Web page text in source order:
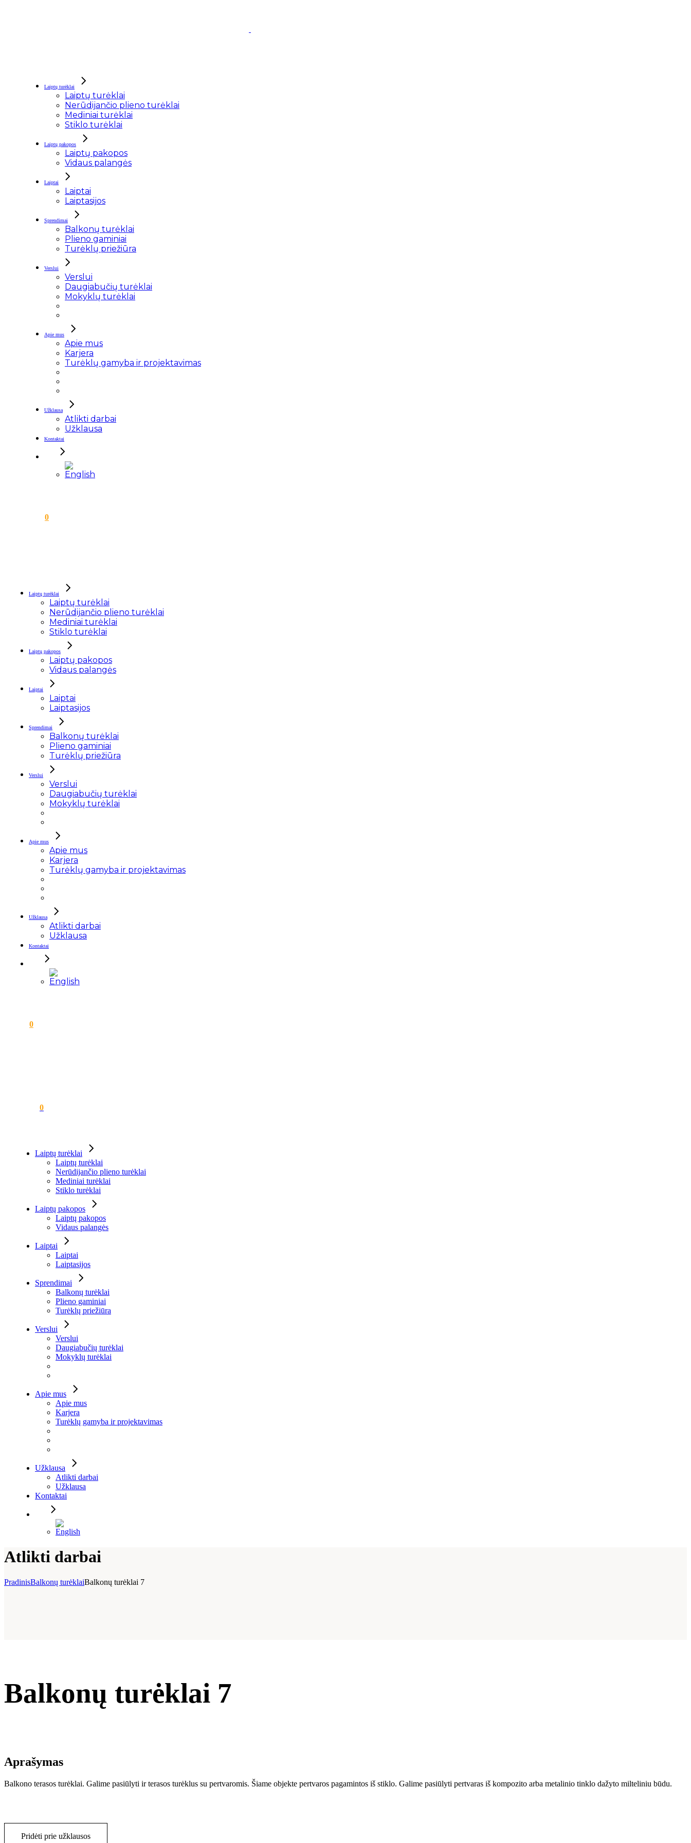
Laiptų turėklai
Laiptų turėklai
Nerūdijančio plieno turėklai
Mediniai turėklai
Stiklo turėklai
Laiptų pakopos
Laiptų pakopos
Vidaus palangės
Laiptai
Laiptai
Laiptasijos
Sprendimai
Balkonų turėklai
Plieno gaminiai
Turėklų priežiūra
Verslui
Verslui
Daugiabučių turėklai
Mokyklų turėklai
Apie mus
Apie mus
Karjera
Turėklų gamyba ir projektavimas
Užklausa
Atlikti darbai
Užklausa
Kontaktai
0
Laiptų turėklai
Laiptų turėklai
Nerūdijančio plieno turėklai
Mediniai turėklai
Stiklo turėklai
Laiptų pakopos
Laiptų pakopos
Vidaus palangės
Laiptai
Laiptai
Laiptasijos
Sprendimai
Balkonų turėklai
Plieno gaminiai
Turėklų priežiūra
Verslui
Verslui
Daugiabučių turėklai
Mokyklų turėklai
Apie mus
Apie mus
Karjera
Turėklų gamyba ir projektavimas
Užklausa
Atlikti darbai
Užklausa
Kontaktai
0
0
Laiptų turėklai
Laiptų turėklai
Nerūdijančio plieno turėklai
Mediniai turėklai
Stiklo turėklai
Laiptų pakopos
Laiptų pakopos
Vidaus palangės
Laiptai
Laiptai
Laiptasijos
Sprendimai
Balkonų turėklai
Plieno gaminiai
Turėklų priežiūra
Verslui
Verslui
Daugiabučių turėklai
Mokyklų turėklai
Apie mus
Apie mus
Karjera
Turėklų gamyba ir projektavimas
Užklausa
Atlikti darbai
Užklausa
Kontaktai
Atlikti darbai
PradinisBalkonų turėklaiBalkonų turėklai 7
Balkonų turėklai 7
Pridėti prie užklausos
Aprašymas
Balkono terasos turėklai. Galime pasiūlyti ir terasos turėklus su pertvaromis. Šiame objekte pertvaros pagamintos iš stiklo. Galime pasiūlyti pertvaras iš kompozito arba metalinio tinklo dažyto milteliniu būdu.